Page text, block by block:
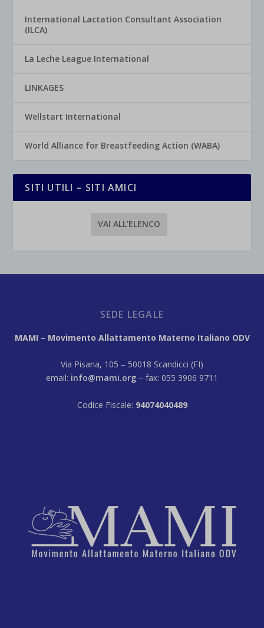
International Lactation Consultant Association
(ILCA)
La Leche League International
LINKAGES
Wellstart International
World Alliance for Breastfeeding Action (WABA)
SITI UTILI – SITI AMICI
VAI ALL’ELENCO
SEDE LEGALE
MAMI – Movimento Allattamento Materno Italiano ODV
Via Pisana, 105 – 50018 Scandicci (FI)
email: info@mami.org – fax: 055 3906 9711
Codice Fiscale: 94074040489